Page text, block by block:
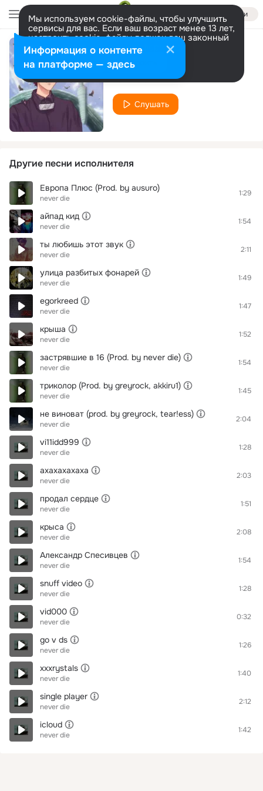
Войти
Мы используем cookie-файлы, чтобы улучшить
сервисы для вас. Если ваш возраст менее 13 лет,
настроить cookie-файлы должен ваш законный
представитель. Больше информации
Разрешить все Настроить
ВЕЧНОЕ ЦУКУЁМИ
never die
Слушать
Другие песни исполнителя
Европа Плюс (Prod. by ausuro)
never die
1:29
айпад кид
never die
1:54
ты любишь этот звук
never die
2:11
улица разбитых фонарей
never die
1:49
egorkreed
never die
1:47
крыша
never die
1:52
застрявшие в 16 (Prod. by never die)
never die
1:54
триколор (Prod. by greyrock, akkiru1)
never die
1:45
не виноват (prod. by greyrock, tear!ess)
never die
2:04
vi11idd999
never die
1:28
ахахахахаха
never die
2:03
продал сердце
never die
1:51
крыса
never die
2:08
Александр Спесивцев
never die
1:54
snuff video
never die
1:28
vid000
never die
0:32
go v ds
never die
1:26
xxxrystals
never die
1:40
single player
never die
2:12
icloud
never die
1:42
Информация о контенте
на платформе — здесь